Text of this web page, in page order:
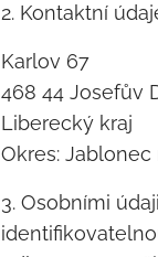
2. Kontaktní
Karlov 67
468 44 Josefův
Liberecký kraj
Okres: Jablonec
3. Osobními